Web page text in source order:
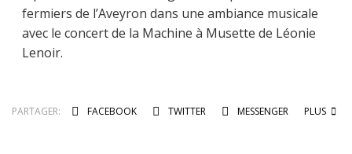
fermiers de l’Aveyron dans une ambiance musicale
avec le concert de la Machine à Musette de Léonie
Lenoir.
PARTAGER: FACEBOOK TWITTER MESSENGER PLUS